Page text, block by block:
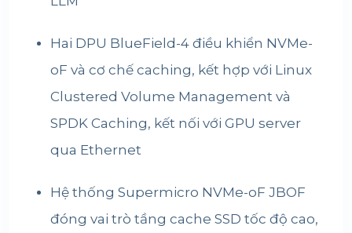
Hai DPU BlueField-4 điều khiển NVMe-
oF và cơ chế caching, kết hợp với Linux
Clustered Volume Management và
SPDK Caching, kết nối với GPU server
qua Ethernet
Hệ thống Supermicro NVMe-oF JBOF
đóng vai trò tầng cache SSD tốc độ cao,